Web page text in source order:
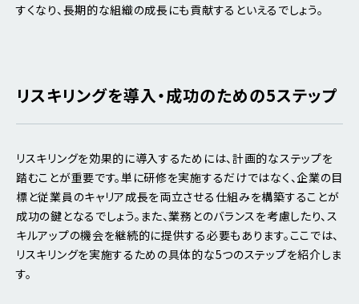
すくなり、長期的な組織の成長にも貢献するといえるでしょう。
リスキリングを導入・成功のための5ステップ
リスキリングを効果的に導入するためには、計画的なステップを
踏むことが重要です。単に研修を実施するだけではなく、企業の目
標と従業員のキャリア成長を両立させる仕組みを構築することが
成功の鍵となるでしょう。また、業務とのバランスを考慮したり、ス
キルアップの機会を継続的に提供する必要もあります。ここでは、
リスキリングを実施するための具体的な5つのステップを紹介しま
す。